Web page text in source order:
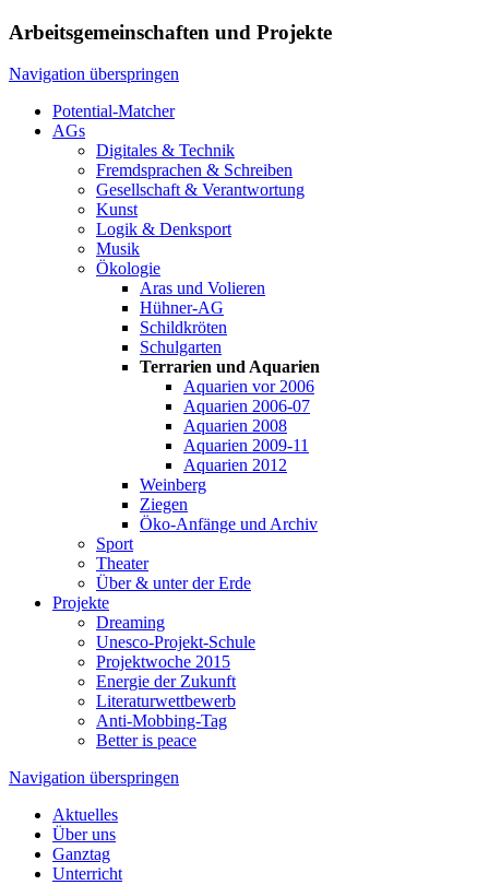
Arbeitsgemeinschaften und Projekte
Navigation überspringen
Potential-Matcher
AGs
Digitales & Technik
Fremdsprachen & Schreiben
Gesellschaft & Verantwortung
Kunst
Logik & Denksport
Musik
Ökologie
Aras und Volieren
Hühner-AG
Schildkröten
Schulgarten
Terrarien und Aquarien
Aquarien vor 2006
Aquarien 2006-07
Aquarien 2008
Aquarien 2009-11
Aquarien 2012
Weinberg
Ziegen
Öko-Anfänge und Archiv
Sport
Theater
Über & unter der Erde
Projekte
Dreaming
Unesco-Projekt-Schule
Projektwoche 2015
Energie der Zukunft
Literaturwettbewerb
Anti-Mobbing-Tag
Better is peace
Navigation überspringen
Aktuelles
Über uns
Ganztag
Unterricht